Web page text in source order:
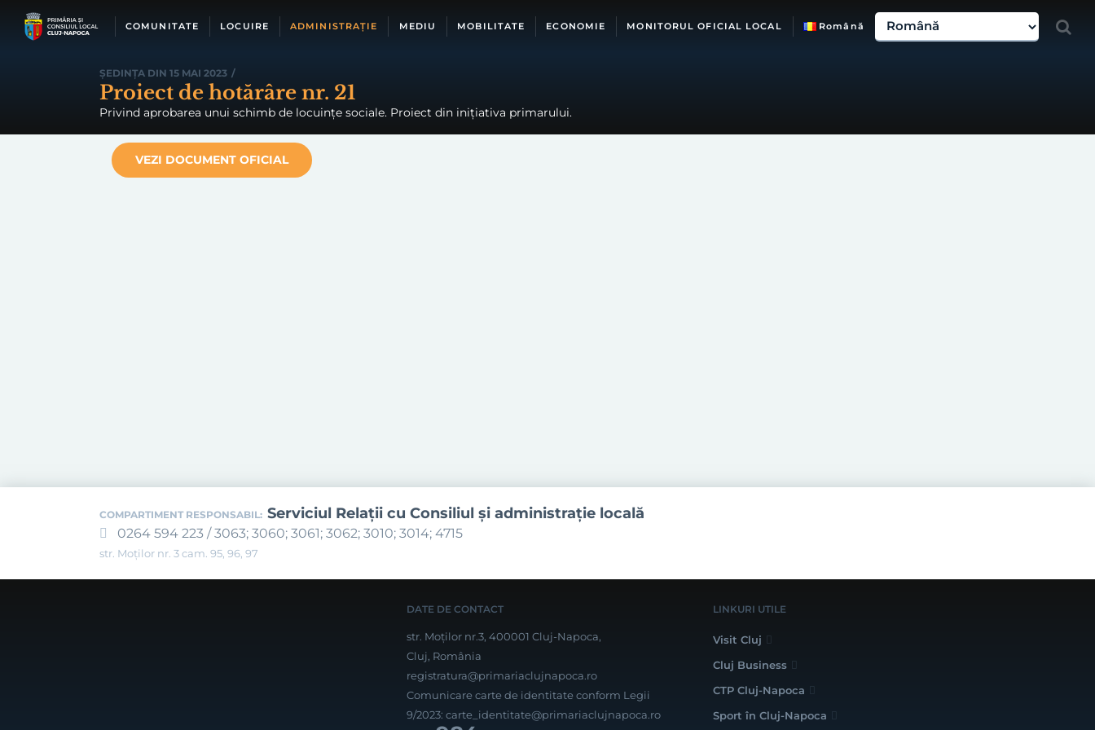
COMUNITATE LOCUIRE ADMINISTRAȚIE MEDIU MOBILITATE ECONOMIE MONITORUL OFICIAL LOCAL Română
ȘEDINȚA DIN 15 MAI 2023 /
Proiect de hotărâre nr. 21
Privind aprobarea unui schimb de locuințe sociale. Proiect din inițiativa primarului.
VEZI DOCUMENT OFICIAL
COMPARTIMENT RESPONSABIL: Serviciul Relaţii cu Consiliul şi administraţie locală
0264 594 223 / 3063; 3060; 3061; 3062; 3010; 3014; 4715
str. Moților nr. 3 cam. 95, 96, 97
DATE DE CONTACT
str. Moților nr.3, 400001 Cluj-Napoca,
Cluj, România
registratura@primariaclujnapoca.ro
Comunicare carte de identitate conform Legii
9/2023: carte_identitate@primariaclujnapoca.ro
LINKURI UTILE
Visit Cluj
Cluj Business
CTP Cluj-Napoca
Sport în Cluj-Napoca